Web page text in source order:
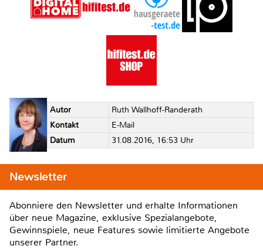
Autor
Ruth Wallhoff-Randerath
Kontakt
E-Mail
Datum
31.08.2016, 16:53 Uhr
Newsletter
Abonniere den Newsletter und erhalte Informationen
über neue Magazine, exklusive Spezialangebote,
Gewinnspiele, neue Features sowie limitierte Angebote
unserer Partner.